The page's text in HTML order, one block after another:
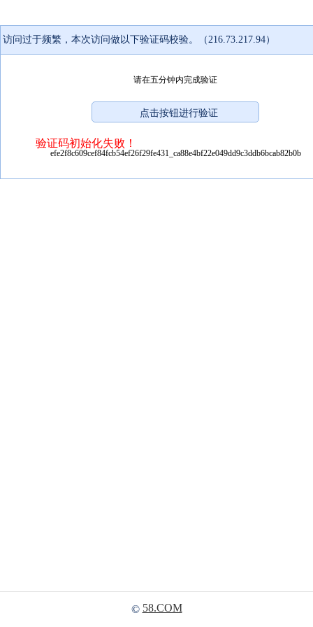
访问过于频繁，本次访问做以下验证码校验。（216.73.217.94）
请在五分钟内完成验证
验证码初始化失败！
efe2f8c609cef84fcb54ef26f29fe431_ca88e4bf22e049dd9c3ddb6bcab82b0b
© 58.COM